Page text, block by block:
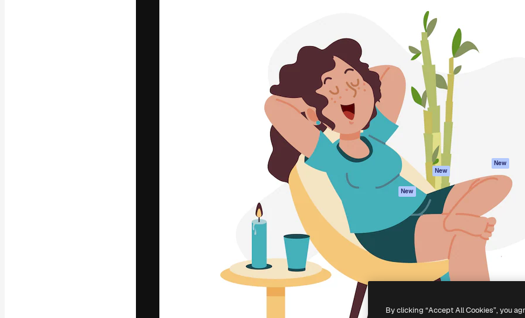
A plataforma criativa para você direcionar
seu melhor trabalho. Mais de 1 milhão de
assinantes entre criativos, empresas,
agências e estúdios.
Spaces
Assistente de IA
Gerador de
imagens
Gerador de vídeos
Texto para voz
Conteúdo de stock
MCP para
Claude/ChatGPT
New
Agentes New
App móvel
Todas as
Começar
Academy
New
Política de cookies
Central de
confiabilidade
Afiliados
Empresas
Copyright © 2010-2026Freepik Company S.L.U.Todos os direitos reservados.
By clicking “Accept All Cookies”, you